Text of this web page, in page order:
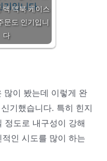
백 맥북 케이스
문도 인기입니
다
많이 봤는데 이렇게 완
기했습니다. 특히 힌지
정도로 내구성이 강해
인 시도를 많이 하는